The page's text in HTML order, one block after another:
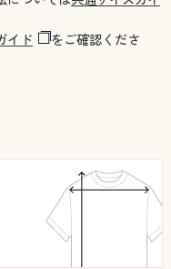
イド
をご確認くださ